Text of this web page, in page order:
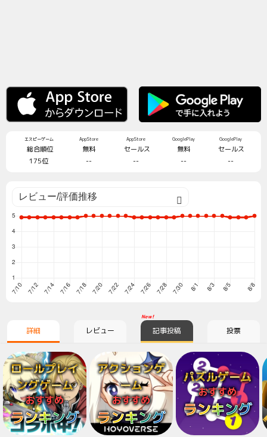
エスピーゲーム
総合順位
175位
AppStore
無料
--
AppStore
セールス
--
GooglePlay
無料
--
GooglePlay
セールス
--
詳細 レビュー
New!
記事投稿 投票
ロールプレイ
ングゲーム
おすすめ
ランキング
アクションゲ
ーム
おすすめ
ランキング
パズルゲーム
おすすめ
ランキング